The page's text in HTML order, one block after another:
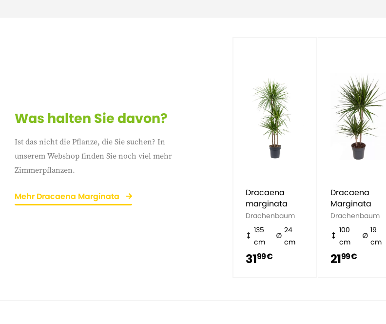
Was halten Sie davon?
Ist das nicht die Pflanze, die Sie suchen? In
unserem Webshop finden Sie noch viel mehr
Zimmerpflanzen.
Mehr Dracaena Marginata
Dracaena
marginata
Drachenbaum
135
cm
24
cm
3199 €
Dracaena
Marginata
Drachenbaum
100
cm
19
cm
2199 €